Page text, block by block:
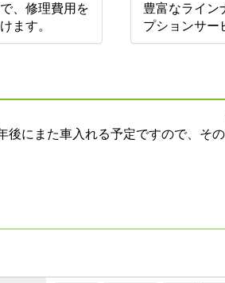
、修理費用を
ます。
豊富なライン
プションサー
にまた車入れる予定ですので、そ